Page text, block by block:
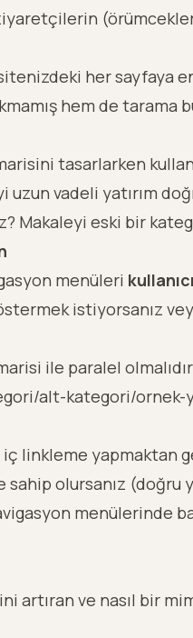
her sayfaya
hem de tarama
tasarlarken
uzun vadeli yatırım
Makaleyi eski bir
menüleri
istiyorsanız
ile paralel
alt-kategori/ornek-
linkleme yapmaktan
sahip olursanız
menülerinde
artıran ve nasıl bir